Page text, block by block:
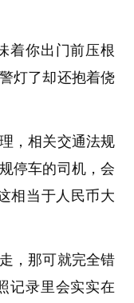
着你出门前压根
灯了却还抱着侥
，相关交通法规
停车的司机，会
相当于人民币大
，那可就完全错
记录里会实实在